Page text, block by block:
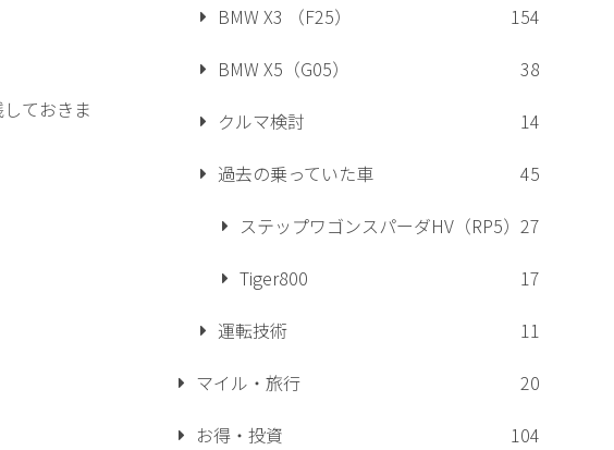
ておきま
BMW X3 （F25）
154
BMW X5（G05）
38
クルマ検討
14
過去の乗っていた車
45
ステップワゴンスパーダHV（RP5） 27
Tiger800
17
運転技術
11
マイル・旅行
20
お得・投資
104